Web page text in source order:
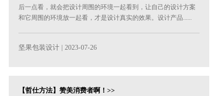
后一点看，就会把设计周围的环境一起看到，让自己的设计方案
和它周围的环境放一起看，才是设计真实的效果。设计产品......
坚果包装设计 | 2023-07-26
【哲仕方法】赞美消费者啊！>>